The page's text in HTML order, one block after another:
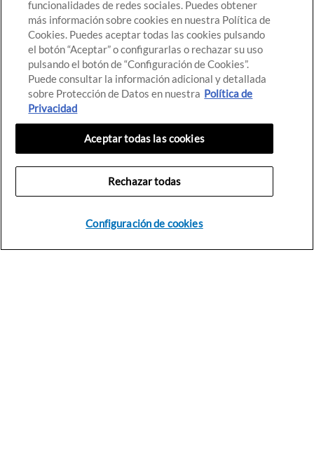
funcionalidades de redes sociales. Puedes obtener
más información sobre cookies en nuestra Política de
Cookies. Puedes aceptar todas las cookies pulsando
el botón “Aceptar” o configurarlas o rechazar su uso
pulsando el botón de “Configuración de Cookies”.
Puede consultar la información adicional y detallada
sobre Protección de Datos en nuestra Política de
Privacidad
Configuración de cookies
Rechazar todas
Aceptar todas las cookies